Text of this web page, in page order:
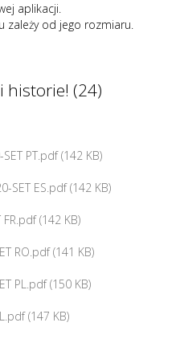
aplikacji.
zależy od jego rozmiaru.
historie! (24)
PT.pdf (142 KB)
SET ES.pdf (142 KB)
(142 KB)
RO.pdf (141 KB)
PL.pdf (150 KB)
(147 KB)